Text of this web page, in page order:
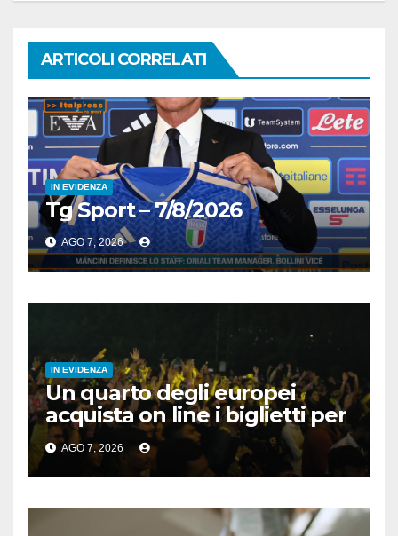
ARTICOLI CORRELATI
IN EVIDENZA
Tg Sport – 7/8/2026
AGO 7, 2026
IN EVIDENZA
Un quarto degli europei
acquista on line i biglietti per
gli spettacoli
AGO 7, 2026